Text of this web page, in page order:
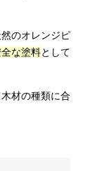
のオレンジピ
な塗料として
材の種類に合